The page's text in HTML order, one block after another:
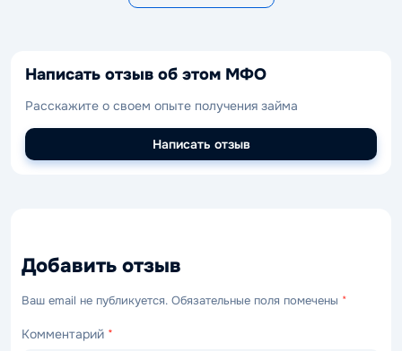
Написать отзыв об этом МФО
Расскажите о своем опыте получения займа
Написать отзыв
Добавить отзыв
Ваш email не публикуется. Обязательные поля помечены *
Комментарий *